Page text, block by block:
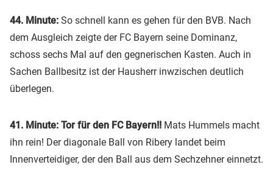
44. Minute: So schnell kann es gehen für den BVB. Nach
dem Ausgleich zeigte der FC Bayern seine Dominanz,
schoss sechs Mal auf den gegnerischen Kasten. Auch in
Sachen Ballbesitz ist der Hausherr inwzischen deutlich
überlegen.
41. Minute: Tor für den FC Bayern!! Mats Hummels macht
ihn rein! Der diagonale Ball von Ribery landet beim
Innenverteidiger, der den Ball aus dem Sechzehner einnetzt.